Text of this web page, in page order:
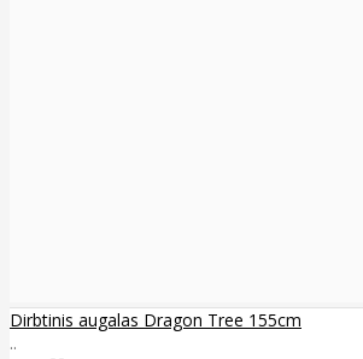
Dirbtinis augalas Dragon Tree 155cm
..